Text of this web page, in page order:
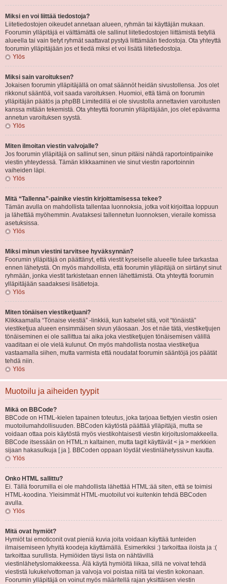
Miksi en voi liittää tiedostoja?
Liitetiedostojen oikeudet annetaan alueen, ryhmän tai käyttäjän mukaan.
Foorumin ylläpitäjä ei välttämättä ole sallinut liitetiedostojen liittämistä tietyllä
alueella tai vain tietyt ryhmät saattavat pystyä liittämään tiedostoja. Ota yhteyttä
foorumin ylläpitäjään jos et tiedä miksi et voi lisätä liitetiedostoja.
Ylös
Miksi sain varoituksen?
Jokaisen foorumin ylläpitäjällä on omat säännöt heidän sivustollensa. Jos olet
rikkonut sääntöä, voit saada varoituksen. Huomioi, että tämä on foorumin
ylläpitäjän päätös ja phpBB Limitedillä ei ole sivustolla annettavien varoitusten
kanssa mitään tekemistä. Ota yhteyttä foorumin ylläpitäjään, jos olet epävarma
annetun varoituksen syystä.
Ylös
Miten ilmoitan viestin valvojalle?
Jos foorumin ylläpitäjä on sallinut sen, sinun pitäisi nähdä raportointipainike
viestin yhteydessä. Tämän klikkaaminen vie sinut viestin raportoinnin
vaiheiden läpi.
Ylös
Mitä “Tallenna”-painike viestin kirjoittamisessa tekee?
Tämän avulla on mahdollista tallentaa luonnoksia, jotka voit kirjoittaa loppuun
ja lähettää myöhemmin. Avataksesi tallennetun luonnoksen, vieraile komissa
asetuksissa.
Ylös
Miksi minun viestini tarvitsee hyväksynnän?
Foorumin ylläpitäjä on päättänyt, että viestit kyseiselle alueelle tulee tarkastaa
ennen lähetystä. On myös mahdollista, että foorumin ylläpitäjä on siirtänyt sinut
ryhmään, jonka viestit tarkistetaan ennen lähettämistä. Ota yhteyttä foorumin
ylläpitäjään saadaksesi lisätietoja.
Ylös
Miten tönäisen viestiketjuani?
Klikkaamalla “Tönaise viestiä” -linkkiä, kun katselet sitä, voit “tönäistä”
viestiketjua alueen ensimmäisen sivun yläosaan. Jos et näe tätä, viestiketjujen
tönäiseminen ei ole sallittua tai aika joka viestiketjujen tönäisemisen välillä
vaaditaan ei ole vielä kulunut. On myös mahdollista nostaa viestiketjua
vastaamalla siihen, mutta varmista että noudatat foorumin sääntöjä jos päätät
tehdä niin.
Ylös
Muotoilu ja aiheiden tyypit
Mikä on BBCode?
BBCode on HTML-kielen tapainen toteutus, joka tarjoaa tiettyjen viestin osien
muotoilumahdollisuuden. BBCoden käytöstä päättää ylläpitäjä, mutta se
voidaan ottaa pois käytöstä myös viestikohtaisesti viestin kirjoituslomakkeella.
BBCode itsessään on HTML:n kaltainen, mutta tagit käyttävät < ja > merkkien
sijaan hakasulkuja [ ja ]. BBCoden oppaan löydät viestinlähetyssivun kautta.
Ylös
Onko HTML sallittu?
Ei. Tällä foorumilla ei ole mahdollista lähettää HTML:ää siten, että se toimisi
HTML-koodina. Yleisimmät HTML-muotoilut voi kuitenkin tehdä BBCoden
avulla.
Ylös
Mitä ovat hymiöt?
Hymiöt tai emoticonit ovat pieniä kuvia joita voidaan käyttää tunteiden
ilmaisemiseen lyhyitä koodeja käyttämällä. Esimerkiksi :) tarkoittaa iloista ja :(
tarkoittaa surullista. Hymiöiden täysi lista on nähtävillä
viestinlähetyslomakkeessa. Älä käytä hymiöitä liikaa, sillä ne voivat tehdä
viestistä lukukelvottoman ja valvoja voi poistaa niitä tai viestin kokonaan.
Foorumin ylläpitäjä on voinut myös määritellä rajan yksittäisen viestin